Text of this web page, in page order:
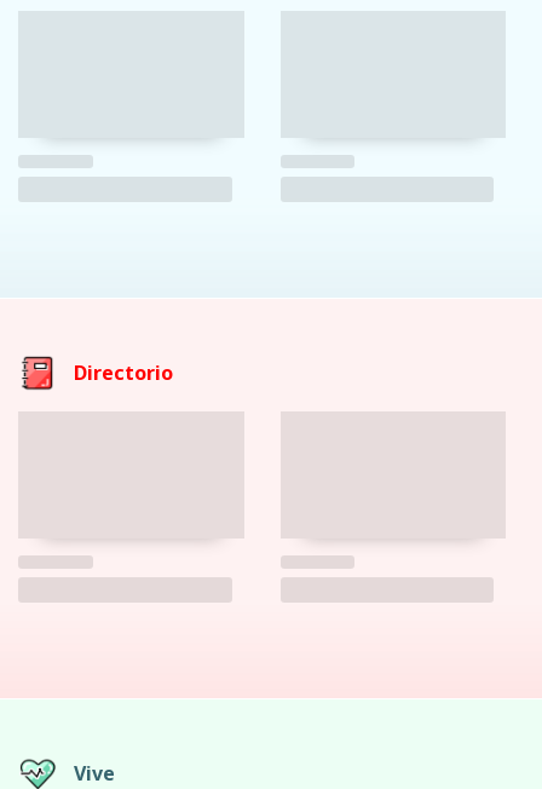
Directorio
Vive